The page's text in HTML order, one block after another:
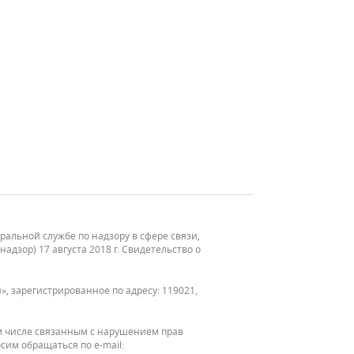
службе по надзору в сфере связи,
17 августа 2018 г. Свидетельство о
зарегистрированное по адресу: 119021,
связанным с нарушением прав
обращаться по e-mail: